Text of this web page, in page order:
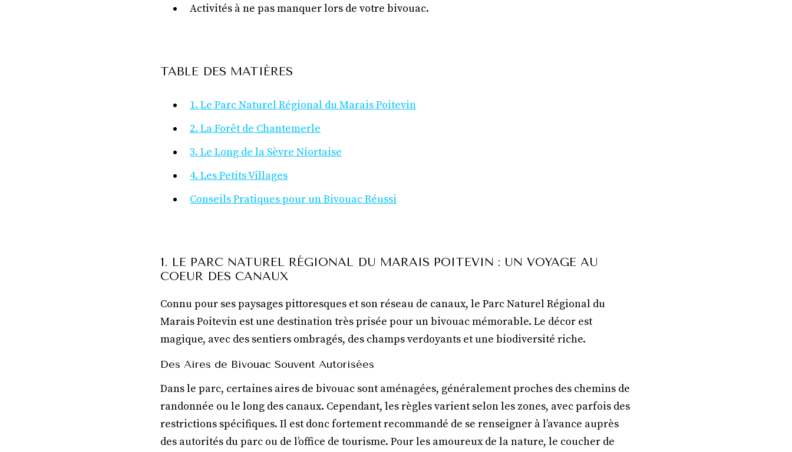
Activités à ne pas manquer lors de votre bivouac.
TABLE DES MATIÈRES
1. Le Parc Naturel Régional du Marais Poitevin
2. La Forêt de Chantemerle
3. Le Long de la Sèvre Niortaise
4. Les Petits Villages
Conseils Pratiques pour un Bivouac Réussi
1. LE PARC NATUREL RÉGIONAL DU MARAIS POITEVIN : UN VOYAGE AU
COEUR DES CANAUX
Connu pour ses paysages pittoresques et son réseau de canaux, le Parc Naturel Régional du
Marais Poitevin est une destination très prisée pour un bivouac mémorable. Le décor est
magique, avec des sentiers ombragés, des champs verdoyants et une biodiversité riche.
Des Aires de Bivouac Souvent Autorisées
Dans le parc, certaines aires de bivouac sont aménagées, généralement proches des chemins de
randonnée ou le long des canaux. Cependant, les règles varient selon les zones, avec parfois des
restrictions spécifiques. Il est donc fortement recommandé de se renseigner à l’avance auprès
des autorités du parc ou de l’office de tourisme. Pour les amoureux de la nature, le coucher de